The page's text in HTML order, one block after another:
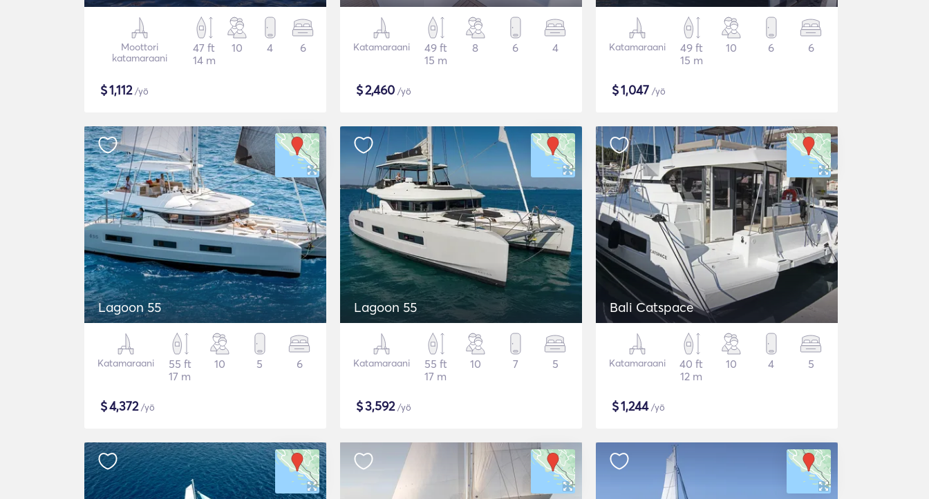
Moottori
katamaraani
47 ft
14 m
10 4 6
$1,112/yö
Katamaraani
49 ft
15 m
8 6 4
$2,460 /yö
Katamaraani
49 ft
15 m
10 6 6
$1,047 /yö
Lagoon 55
Katamaraani
55 ft
17 m
10 5 6
$4,372/yö
Lagoon 55
Katamaraani
55 ft
17 m
10 7 5
$3,592/yö
Bali Catspace
Katamaraani
40 ft
12 m
10 4 5
$1,244/yö